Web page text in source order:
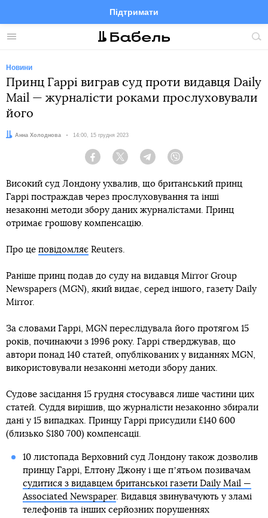
Меню
Підтримати
FacebookTelegramTwitter
Новини
Принц Гаррі виграв суд проти видавця Daily
Mail — журналісти роками прослуховували
його
Автор:
Анна Холоднова Дата:
14:00, 15 грудня 2023
Facebook Twitter Telegram
Високий суд Лондону ухвалив, що британський принц
Гаррі постраждав через прослуховування та інші
незаконні методи збору даних журналістами. Принц
отримає грошову компенсацію.
Про це повідомляє Reuters.
Раніше принц подав до суду на видавця Mirror Group
Newspapers (MGN), який видає, серед іншого, газету Daily
Mirror.
За словами Гаррі, MGN переслідувала його протягом 15
років, починаючи з 1996 року. Гаррі стверджував, що
автори понад 140 статей, опублікованих у виданнях MGN,
використовували незаконні методи збору даних.
Судове засідання 15 грудня стосувався лише частини цих
статей. Суддя вирішив, що журналісти незаконно збирали
дані у 15 випадках. Принцу Гаррі присудили £140 600
(близько $180 700) компенсації.
10 листопада Верховний суд Лондону також дозволив
принцу Гаррі, Елтону Джону і ще пʼятьом позивачам
судитися з видавцем британської газети Daily Mail —
Associated Newspaper. Видавця звинувачують у зламі
телефонів та інших серйозних порушеннях